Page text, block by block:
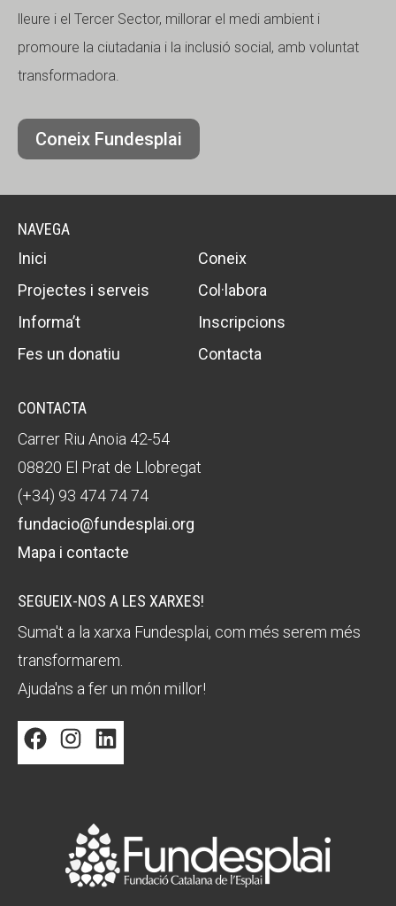
lleure i el Tercer Sector, millorar el medi ambient i
promoure la ciutadania i la inclusió social, amb voluntat
transformadora.
Coneix Fundesplai
NAVEGA
Inici
Coneix
Projectes i serveis
Col·labora
Informa’t
Inscripcions
Fes un donatiu
Contacta
CONTACTA
Carrer Riu Anoia 42-54
08820 El Prat de Llobregat
(+34) 93 474 74 74
fundacio@fundesplai.org
Mapa i contacte
SEGUEIX-NOS A LES XARXES!
Suma't a la xarxa Fundesplai, com més serem més
transformarem.
Ajuda'ns a fer un món millor!
FacebookInstagram